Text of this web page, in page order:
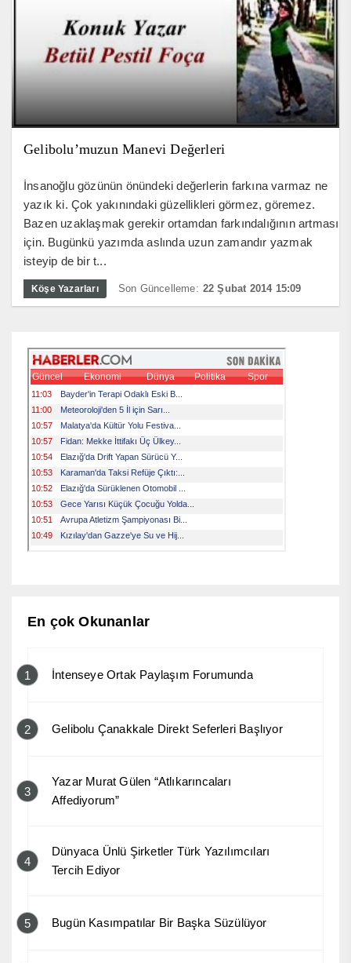
Gelibolu’muzun Manevi Değerleri
İnsanoğlu gözünün önündeki değerlerin farkına varmaz ne
yazık ki. Çok yakınındaki güzellikleri görmez, göremez.
Bazen uzaklaşmak gerekir ortamdan farkındalığının artması
için. Bugünkü yazımda aslında uzun zamandır yazmak
isteyip de bir t...
Köşe Yazarları Son Güncelleme: 22 Şubat 2014 15:09
En çok Okunanlar
1 İntenseye Ortak Paylaşım Forumunda
2 Gelibolu Çanakkale Direkt Seferleri Başlıyor
3
Yazar Murat Gülen “Atlıkarıncaları
Affediyorum”
4
Dünyaca Ünlü Şirketler Türk Yazılımcıları
Tercih Ediyor
5 Bugün Kasımpatılar Bir Başka Süzülüyor